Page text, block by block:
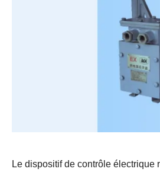
Le dispositif de contrôle